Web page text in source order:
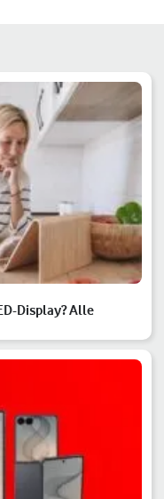
Display? Alle